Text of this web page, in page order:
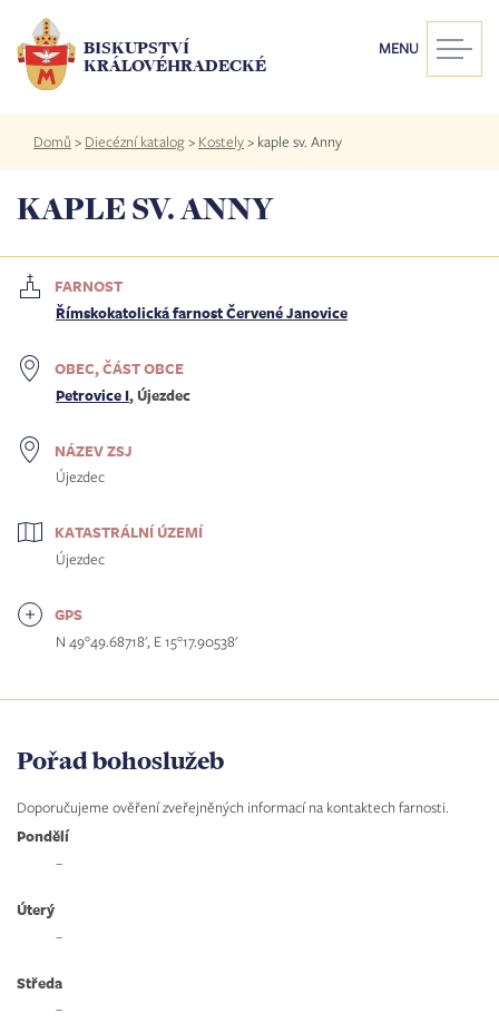
hlavnímu
obsahu
BISKUPSTVÍ
KRÁLOVÉHRADECKÉ
MENU
Drobečková
navigace
Domů > Diecézní katalog> Kostely> kaple sv. Anny
KAPLE SV. ANNY
FARNOST
Římskokatolická farnost Červené Janovice
OBEC, ČÁST OBCE
Petrovice I, Újezdec
NÁZEV ZSJ
Újezdec
KATASTRÁLNÍ ÚZEMÍ
Újezdec
GPS
N 49°49.68718', E 15°17.90538'
Pořad bohoslužeb
Doporučujeme ověření zveřejněných informací na kontaktech farnosti.
Pondělí
–
Úterý
–
Středa
–